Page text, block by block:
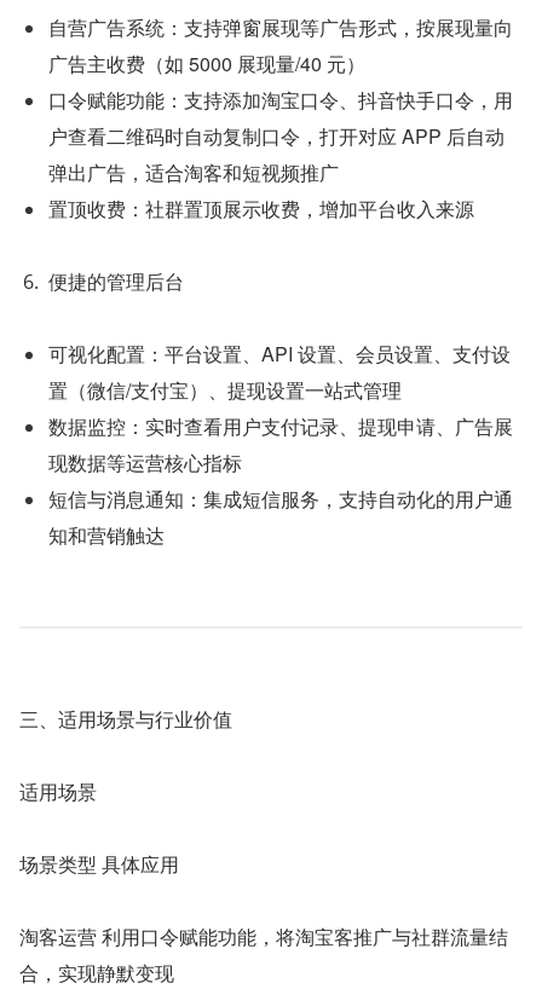
自营广告系统：支持弹窗展现等广告形式，按展现量向
广告主收费（如 5000 展现量/40 元）
口令赋能功能：支持添加淘宝口令、抖音快手口令，用
户查看二维码时自动复制口令，打开对应 APP 后自动
弹出广告，适合淘客和短视频推广
置顶收费：社群置顶展示收费，增加平台收入来源
便捷的管理后台
可视化配置：平台设置、API 设置、会员设置、支付设
置（微信/支付宝）、提现设置一站式管理
数据监控：实时查看用户支付记录、提现申请、广告展
现数据等运营核心指标
短信与消息通知：集成短信服务，支持自动化的用户通
知和营销触达
三、适用场景与行业价值
适用场景
场景类型 具体应用
淘客运营 利用口令赋能功能，将淘宝客推广与社群流量结
合，实现静默变现